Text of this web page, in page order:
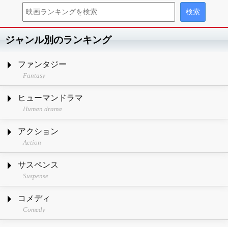
ジャンル別のランキング
ファンタジー
Fantasy
ヒューマンドラマ
Human drama
アクション
Action
サスペンス
Suspense
コメディ
Comedy